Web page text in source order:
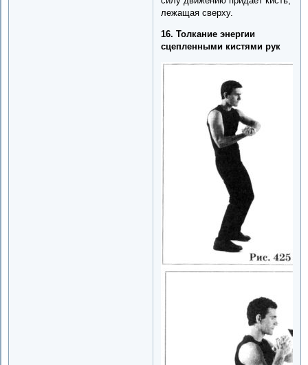
лежащая сверху.
16. Толкание энергии
сцепленными кистями рук